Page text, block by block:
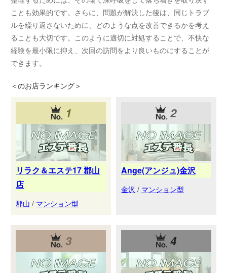
ことも効果的です。さらに、問題が解決した後は、同じトラブ
ルを繰り返さないために、どのような点を改善できるかを考え
ることも大切です。このように適切に対処することで、不快な
経験を最小限に抑え、次回の訪問をより良いものにすることが
できます。
＜のお店ランキング＞
1
リラク＆エステ17 郡山
店
郡山 / マンション型
2
Ange(アンジュ)金沢
金沢 / マンション型
3 4